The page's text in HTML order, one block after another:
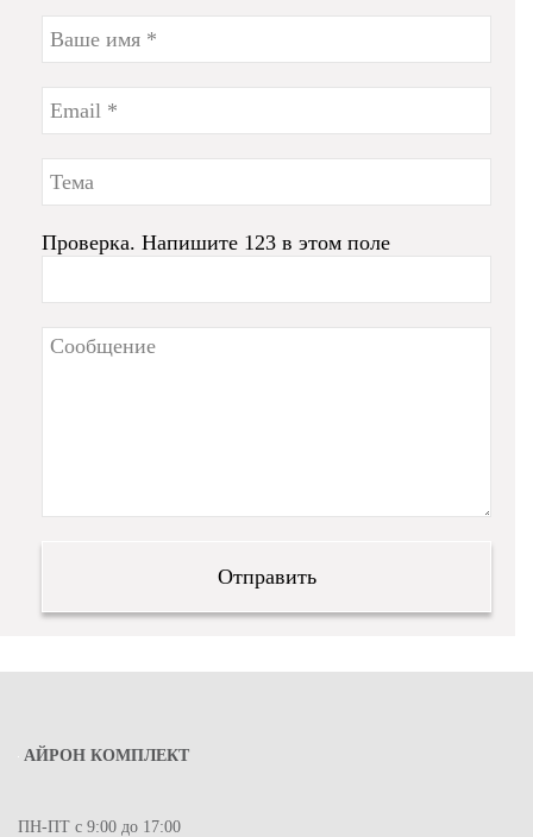
Проверка. Напишите 123 в этом поле
АЙРОН КОМПЛЕКТ
ПН-ПТ с 9:00 до 17:00